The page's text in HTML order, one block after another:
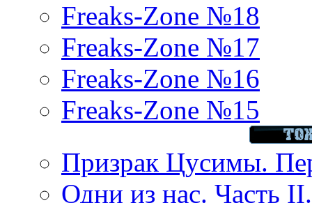
Freaks-Zone №18
Freaks-Zone №17
Freaks-Zone №16
Freaks-Zone №15
Призрак Цусимы.
Одни из нас. Часть